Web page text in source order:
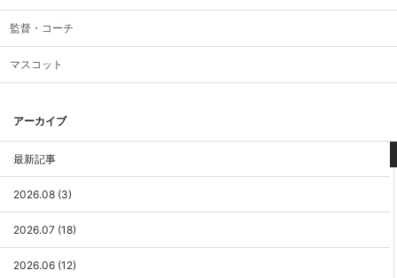
監督・コーチ
マスコット
アーカイブ
最新記事
2026.08 (3)
2026.07 (18)
2026.06 (12)